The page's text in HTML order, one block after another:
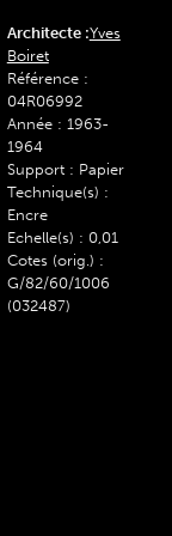
Architecte :Yves
Boiret
Référence :
04R06992
Année : 1963-
1964
Support : Papier
Technique(s) :
Encre
Echelle(s) : 0,01
Cotes (orig.) :
G/82/60/1006
(032487)